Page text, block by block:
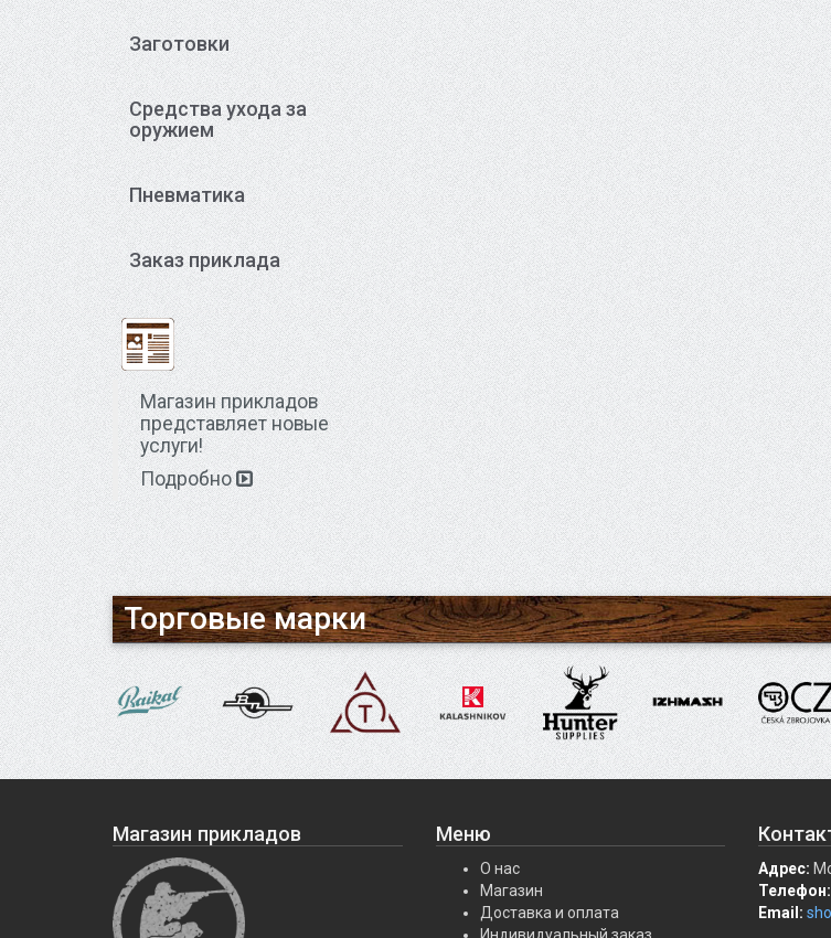
Заготовки
Средства ухода за
оружием
Пневматика
Заказ приклада
Магазин прикладов
представляет новые
услуги!
Подробно
Торговые марки
Магазин прикладов Меню
О нас
Магазин
Доставка и оплата
Индивидуальный заказ
Адрес:
Телефон:
Email: